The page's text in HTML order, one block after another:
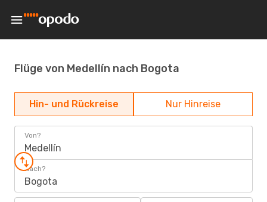
Flüge von Medellín nach Bogota
Hin- und Rückreise Nur Hinreise
Von?
Medellín
Nach?
Bogota